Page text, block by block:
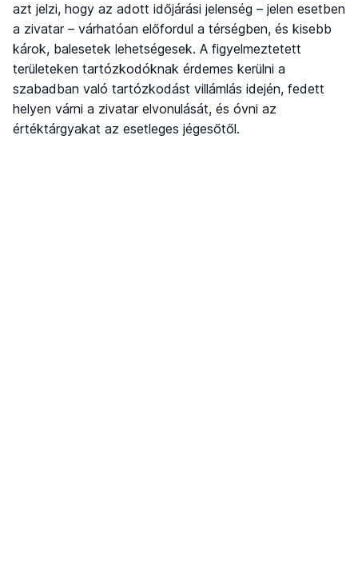
azt jelzi, hogy az adott időjárási jelenség – jelen esetben
a zivatar – várhatóan előfordul a térségben, és kisebb
károk, balesetek lehetségesek. A figyelmeztetett
területeken tartózkodóknak érdemes kerülni a
szabadban való tartózkodást villámlás idején, fedett
helyen várni a zivatar elvonulását, és óvni az
értéktárgyakat az esetleges jégesőtől.